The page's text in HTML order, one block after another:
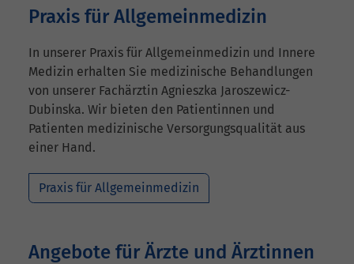
Praxis für Allgemeinmedizin
In unserer Praxis für Allgemeinmedizin und Innere
Medizin erhalten Sie medizinische Behandlungen
von unserer Fachärztin Agnieszka Jaroszewicz-
Dubinska. Wir bieten den Patientinnen und
Patienten medizinische Versorgungsqualität aus
einer Hand.
Praxis für Allgemeinmedizin
Angebote für Ärzte und Ärztinnen